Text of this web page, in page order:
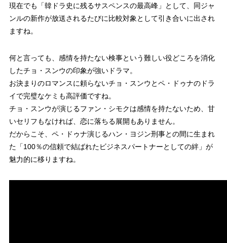
現在でも「韓ドラ史に残るサスペンスの最高峰」として、同ジャ
ンルの新作が放送されるたびに比較対象として引き合いに出され
ますね。
何と言っても、感情を持たない検事という難しい役どころを消化
したチョ・スンウの印象が強いドラマ。
お決まりのロマンスに頼らないチョ・スンウとペ・ドゥナのドラ
イで完璧なケミも高評価ですね。
チョ・スンウが演じるファン・シモクは感情を持たないため、甘
いセリフもなければ、恋に落ちる展開もありません。
だからこそ、ペ・ドゥナ演じるハン・ヨジン刑事との間に生まれ
た「100％の信頼で結ばれたビジネスパートナーとしての絆」が
魅力的に移りますね。